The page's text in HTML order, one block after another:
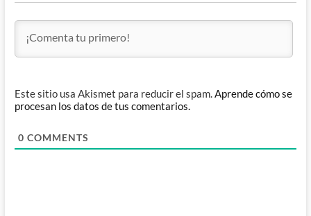
Este sitio usa Akismet para reducir el spam.Aprende cómo se
procesan los datos de tus comentarios.
0 COMMENTS